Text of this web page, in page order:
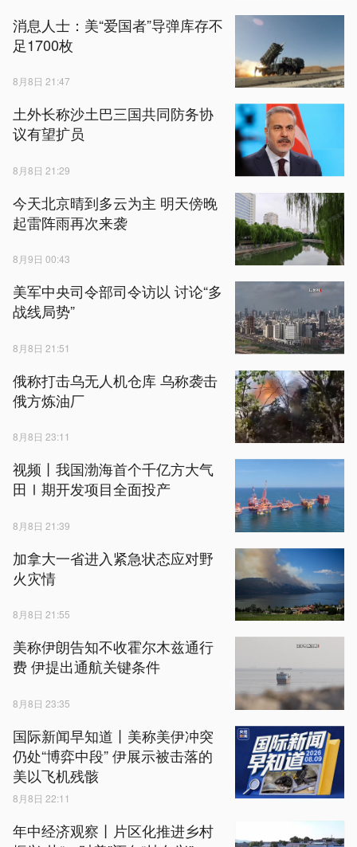
消息人士：美“爱国者”导弹库存不
足1700枚
8月8日 21:47
土外长称沙土巴三国共同防务协
议有望扩员
8月8日 21:29
今天北京晴到多云为主 明天傍晚
起雷阵雨再次来袭
8月9日 00:43
美军中央司令部司令访以 讨论“多
战线局势”
8月8日 21:51
俄称打击乌无人机仓库 乌称袭击
俄方炼油厂
8月8日 23:11
视频丨我国渤海首个千亿方大气
田Ⅰ期开发项目全面投产
8月8日 21:39
加拿大一省进入紧急状态应对野
火灾情
8月8日 21:55
美称伊朗告知不收霍尔木兹通行
费 伊提出通航关键条件
8月8日 23:35
国际新闻早知道丨美称美伊冲突
仍处“博弈中段” 伊展示被击落的
美以飞机残骸
8月8日 22:11
年中经济观察丨片区化推进乡村